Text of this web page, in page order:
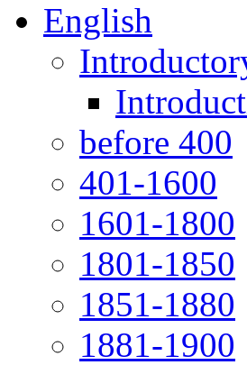
English
before 400
401-1600
1601-1800
1801-1850
1851-1880
1881-1900